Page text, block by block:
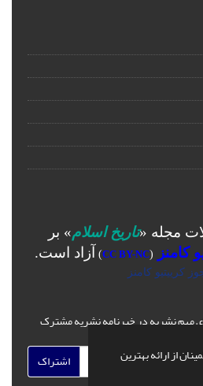
از ارائه بهترین
مجله «تاریخ اسلام» بر
کامنز (
CC BY-NC
) آزاد است.
مهم نشریه در خبرنامه نشریه مشترک
اشتراک